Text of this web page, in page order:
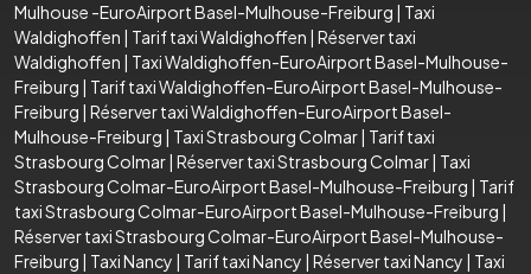
Mulhouse -EuroAirport Basel-Mulhouse-Freiburg | Taxi
Waldighoffen | Tarif taxi Waldighoffen | Réserver taxi
Waldighoffen | Taxi Waldighoffen-EuroAirport Basel-Mulhouse-
Freiburg | Tarif taxi Waldighoffen-EuroAirport Basel-Mulhouse-
Freiburg | Réserver taxi Waldighoffen-EuroAirport Basel-
Mulhouse-Freiburg | Taxi Strasbourg Colmar| Tarif taxi
Strasbourg Colmar| Réserver taxi Strasbourg Colmar| Taxi
Strasbourg Colmar-EuroAirport Basel-Mulhouse-Freiburg | Tarif
taxi Strasbourg Colmar-EuroAirport Basel-Mulhouse-Freiburg |
Réserver taxi Strasbourg Colmar-EuroAirport Basel-Mulhouse-
Freiburg | Taxi Nancy | Tarif taxi Nancy | Réserver taxi Nancy | Taxi